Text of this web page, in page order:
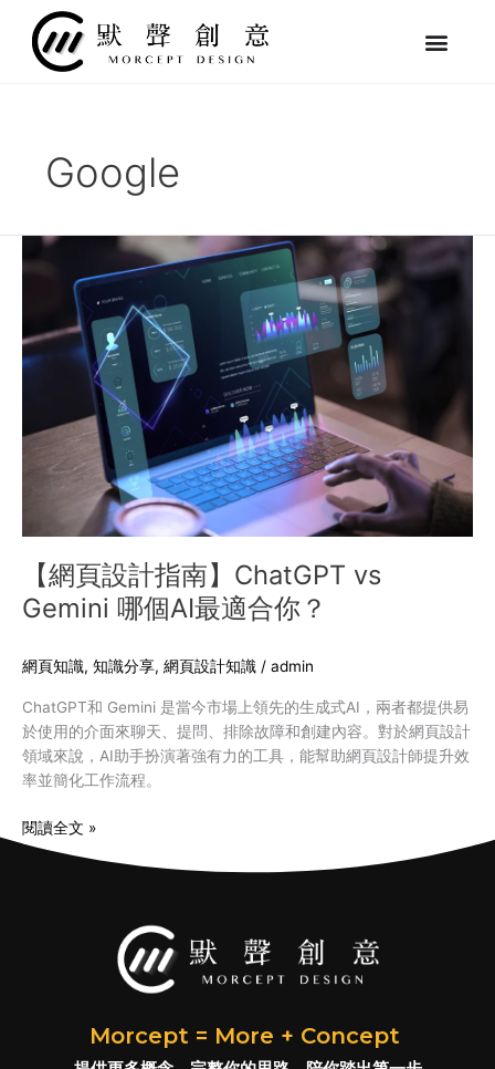
Google
【網頁設計指南】ChatGPT vs
Gemini 哪個AI最適合你？
網頁知識, 知識分享, 網頁設計知識 / admin
ChatGPT和 Gemini 是當今市場上領先的生成式AI，兩者都提供易
於使用的介面來聊天、提問、排除故障和創建內容。對於網頁設計
領域來說，AI助手扮演著強有力的工具，能幫助網頁設計師提升效
率並簡化工作流程。
【網
指
南】
Gemini
最
你？
閱讀全文 »
Morcept = More + Concept